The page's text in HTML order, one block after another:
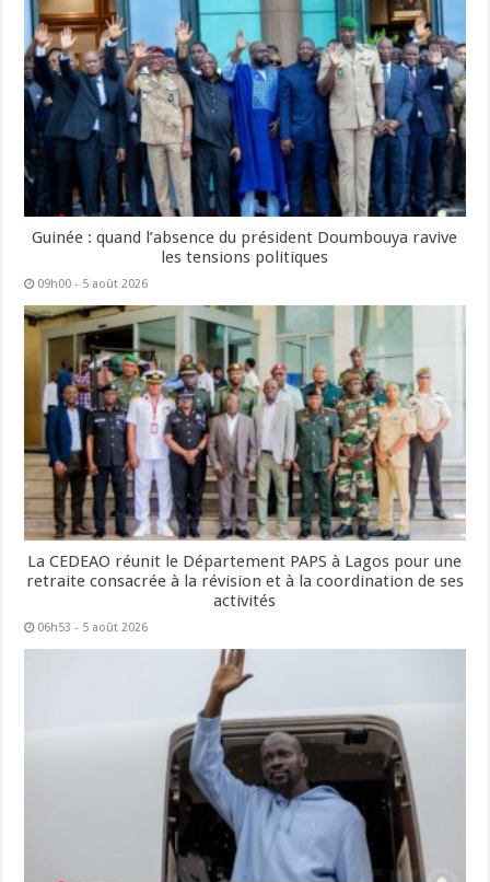
Guinée : quand l’absence du président Doumbouya ravive
les tensions politiques
09h00 - 5 août 2026
La CEDEAO réunit le Département PAPS à Lagos pour une
retraite consacrée à la révision et à la coordination de ses
activités
06h53 - 5 août 2026